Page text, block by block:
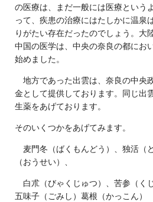
の医療は、まだ一般には医療という
って、疾患の治療にはたしかに温泉
りがたい存在だったのでしょう。大
中国の医学は、中央の奈良の都にお
始めました。
地方であった出雲は、奈良の中央
金として提供しております。同じ出
生薬をあげております。
そのいくつかをあげてみます。
麦門冬（ばくもんどう）、独活（
（おうせい）、
白朮（びゃくじゅつ）、苦参（く
五味子（ごみし）葛根（かっこん）